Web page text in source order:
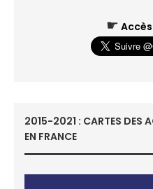
☛
2015-2021 : CARTES DES
EN FRANCE